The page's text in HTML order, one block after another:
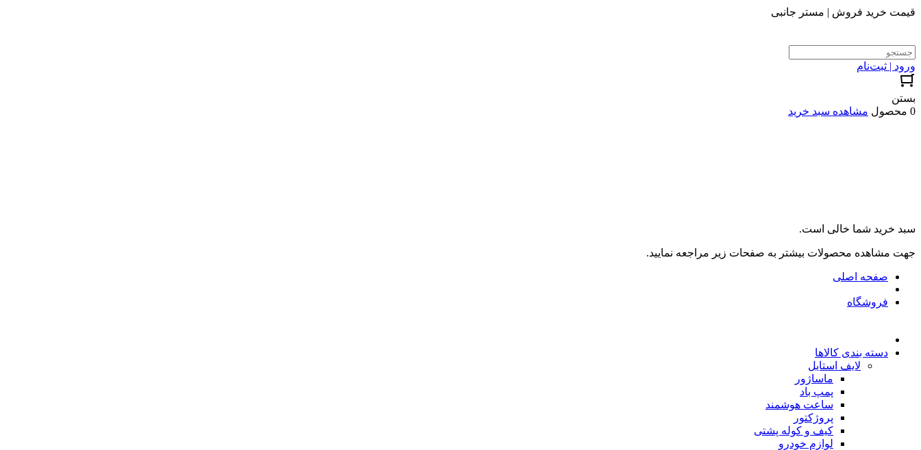
قیمت خرید فروش | مستر جانبی
ورود | ثبت‌نام
بستن
0 محصول
مشاهده سبد خرید
سبد خرید شما خالی است.
جهت مشاهده محصولات بیشتر به صفحات زیر مراجعه نمایید.
صفحه اصلی
فروشگاه
دسته بندی کالاها
لایف استایل
ماساژور
پمپ باد
ساعت هوشمند
پروژکتور
کیف و کوله پشتی
لوازم خودرو